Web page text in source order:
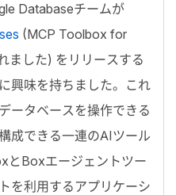
Databaseチームが
(MCP Toolbox for
ました) をリリースする
興味を持ちました。これ
ータベースを操作できる
成できる一連のAIツール
と Boxエージェントツー
を利用するアプリケーシ